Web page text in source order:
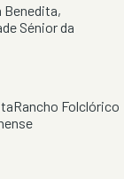
Benedita,
Sénior da
Rancho Folclórico